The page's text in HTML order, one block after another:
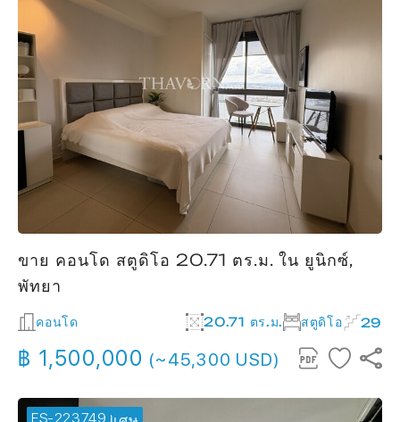
ขาย คอนโด สตูดิโอ 20.71 ตร.ม. ใน ยูนิกซ์,
พัทยา
คอนโด 20.71 ตร.ม. สตูดิโอ 29
฿ 1,500,000 (~45,300 USD)
FS-223749